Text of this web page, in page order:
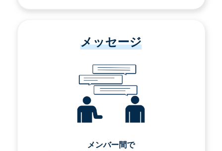
メッセージ
メンバー間で